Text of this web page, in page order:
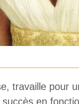
travaille pour
en